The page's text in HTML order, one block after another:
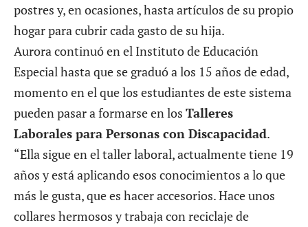
postres y, en ocasiones, hasta artículos de su propio
hogar para cubrir cada gasto de su hija.
Aurora continuó en el Instituto de Educación
Especial hasta que se graduó a los 15 años de edad,
momento en el que los estudiantes de este sistema
pueden pasar a formarse en los Talleres
Laborales para Personas con Discapacidad.
“Ella sigue en el taller laboral, actualmente tiene 19
años y está aplicando esos conocimientos a lo que
más le gusta, que es hacer accesorios. Hace unos
collares hermosos y trabaja con reciclaje de